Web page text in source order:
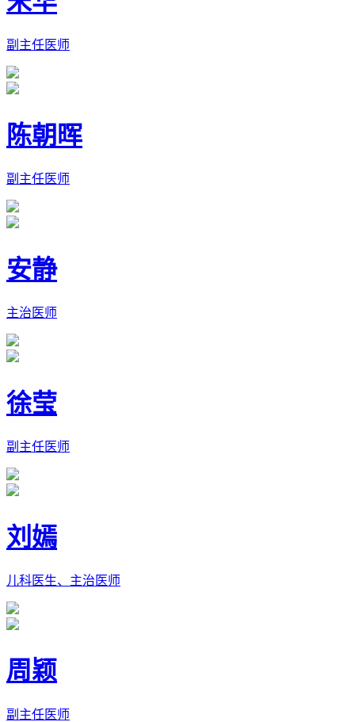
副主任医师
陈朝晖
副主任医师
安静
主治医师
徐莹
副主任医师
刘嫣
儿科医生、主治医师
周颖
副主任医师